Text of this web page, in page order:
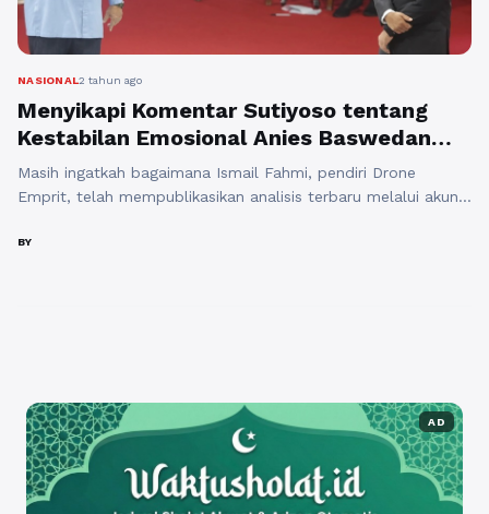
NASIONAL2 tahun ago
Menyikapi Komentar Sutiyoso tentang
Kestabilan Emosional Anies Baswedan
Ketika Debat Capres
Masih ingatkah bagaimana Ismail Fahmi, pendiri Drone
Emprit, telah mempublikasikan analisis terbaru melalui akun
percakapan yang terjadi di X terkait ketiga calon presiden RI:
BY
AD